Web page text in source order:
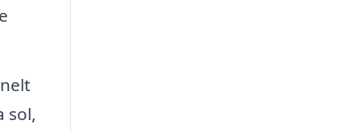
sol,